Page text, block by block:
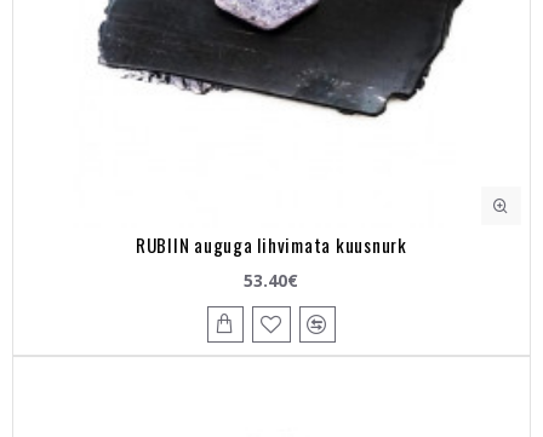
RUBIIN auguga lihvimata kuusnurk
53.40€